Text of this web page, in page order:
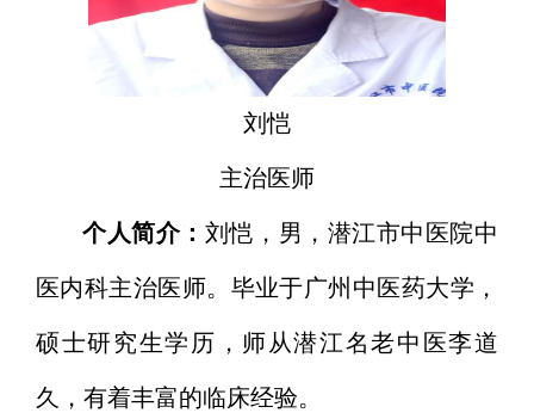
刘恺
主治医师
个人简介： 刘恺，男，潜江市中医院中
医内科主治医师。毕业于广州中医药大学，
硕士研究生学历，师从潜江名老中医李道
久，有着丰富的临床经验。